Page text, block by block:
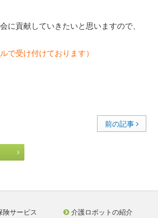
貢献していきたいと思いますので、
で受け付けております）
前の記事
険サービス 介護ロボットの紹介